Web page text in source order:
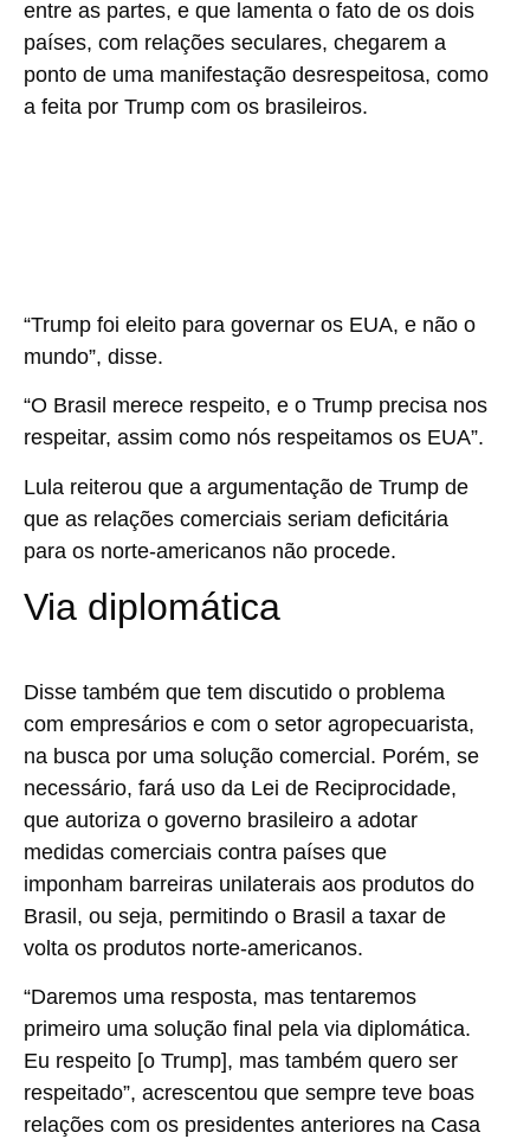
entre as partes, e que lamenta o fato de os dois
países, com relações seculares, chegarem a
ponto de uma manifestação desrespeitosa, como
a feita por Trump com os brasileiros.
“Trump foi eleito para governar os EUA, e não o
mundo”, disse.
“O Brasil merece respeito, e o Trump precisa nos
respeitar, assim como nós respeitamos os EUA”.
Lula reiterou que a argumentação de Trump de
que as relações comerciais seriam deficitária
para os norte-americanos não procede.
Via diplomática
Disse também que tem discutido o problema
com empresários e com o setor agropecuarista,
na busca por uma solução comercial. Porém, se
necessário, fará uso da Lei de Reciprocidade,
que autoriza o governo brasileiro a adotar
medidas comerciais contra países que
imponham barreiras unilaterais aos produtos do
Brasil, ou seja, permitindo o Brasil a taxar de
volta os produtos norte-americanos.
“Daremos uma resposta, mas tentaremos
primeiro uma solução final pela via diplomática.
Eu respeito [o Trump], mas também quero ser
respeitado”, acrescentou que sempre teve boas
relações com os presidentes anteriores na Casa